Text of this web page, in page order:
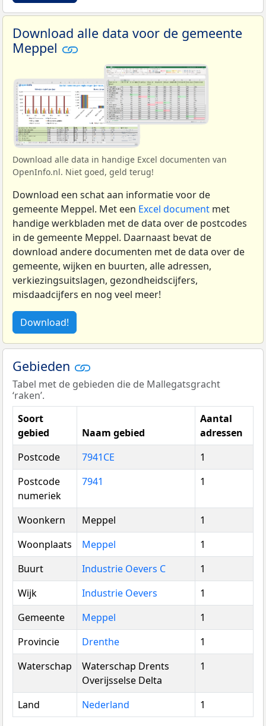
Download alle data voor de gemeente
Meppel
Download alle data in handige Excel documenten van
OpenInfo.nl. Niet goed, geld terug!
Download een schat aan informatie voor de
gemeente Meppel. Met een Excel document met
handige werkbladen met de data over de postcodes
in de gemeente Meppel. Daarnaast bevat de
download andere documenten met de data over de
gemeente, wijken en buurten, alle adressen,
verkiezingsuitslagen, gezondheidscijfers,
misdaadcijfers en nog veel meer!
Download!
Gebieden
Tabel met de gebieden die de Mallegatsgracht
‘raken’.
Soort
gebied
Naam gebied
Aantal
adressen
Postcode
7941CE
1
Postcode
numeriek
7941 1
Woonkern Meppel
1
Woonplaats
Meppel
1
Buurt
Industrie Oevers C
1
Wijk
Industrie Oevers
1
Gemeente
Meppel
1
Provincie
Drenthe
1
Waterschap
Waterschap Drents
Overijsselse Delta
1
Land Nederland 1